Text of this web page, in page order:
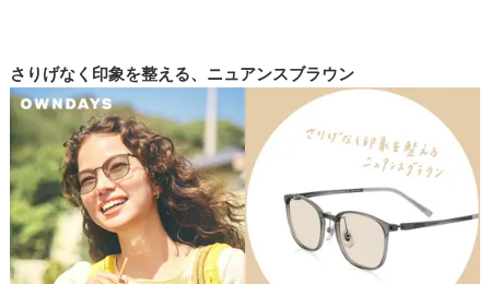
さりげなく印象を整える、ニュアンスブラウン